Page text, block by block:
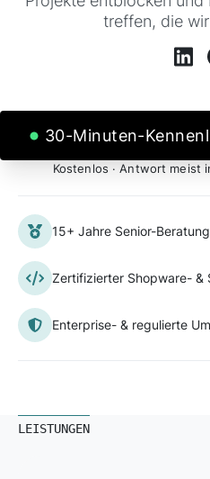
treffen, die
30-Minuten-
Kostenlos · Antwort meist
15+ Jahre Senior-Beratung
Zertifizierter Shopware- &
Enterprise- & regulierte
LEISTUNGEN